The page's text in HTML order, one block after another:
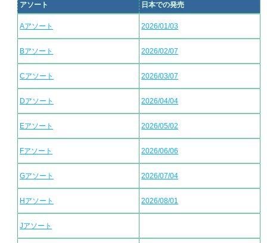
アソート 日本での発売
Aアソート 2026/01/03
Bアソート 2026/02/07
Cアソート 2026/03/07
Dアソート 2026/04/04
Eアソート 2026/05/02
Fアソート 2026/06/06
Gアソート 2026/07/04
Hアソート 2026/08/01
Jアソート